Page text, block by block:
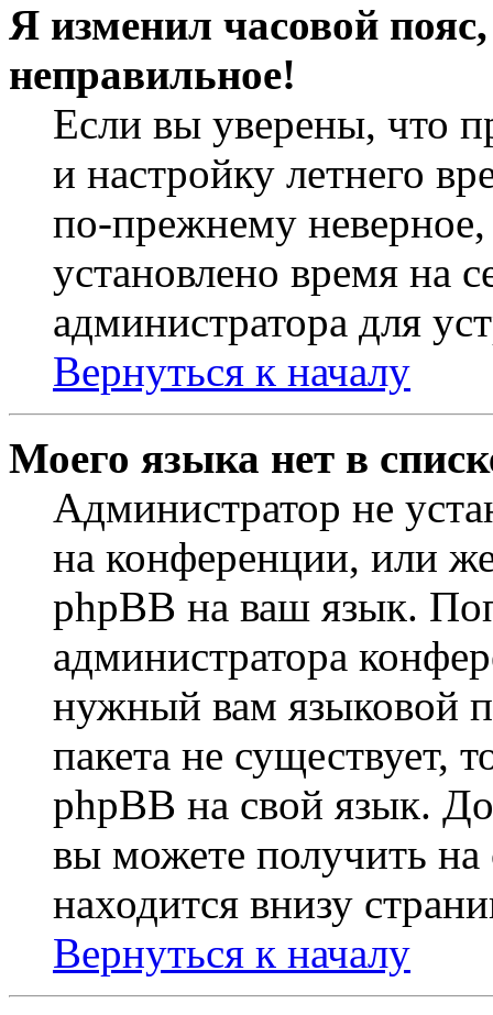
Я изменил часовой
неправильное!
Если вы уверены, что
и настройку летнего
по-прежнему неверное,
установлено время на
администратора для
Вернуться к началу
Моего языка нет в
Администратор не
на конференции, или
phpBB на ваш язык.
администратора
нужный вам языковой
пакета не существует,
phpBB на свой язык.
вы можете получить на
находится внизу
Вернуться к началу